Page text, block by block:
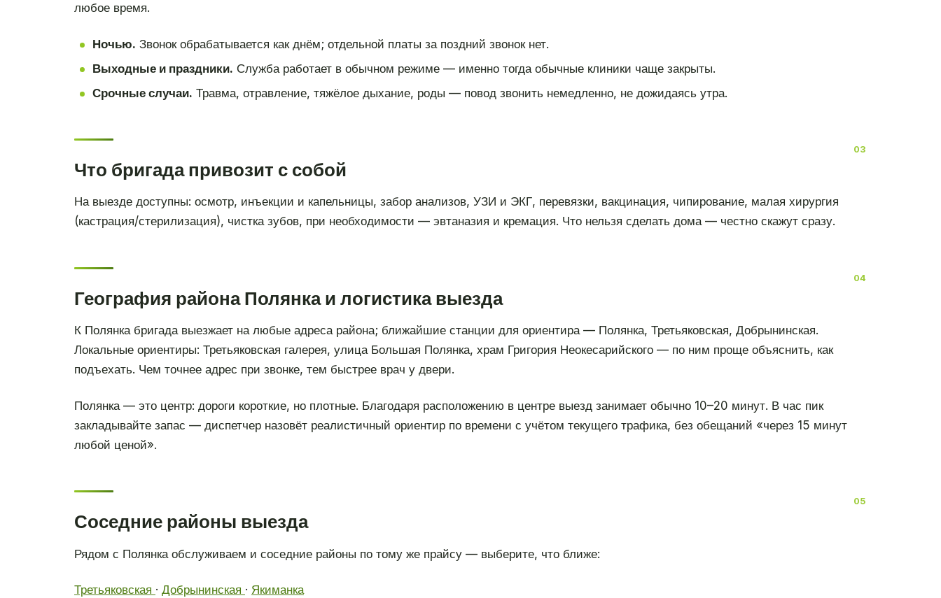
любое время.
Ночью. Звонок обрабатывается как днём; отдельной платы за поздний звонок нет.
Выходные и праздники. Служба работает в обычном режиме — именно тогда обычные клиники чаще закрыты.
Срочные случаи. Травма, отравление, тяжёлое дыхание, роды — повод звонить немедленно, не дожидаясь утра.
Что бригада привозит с собой
На выезде доступны: осмотр, инъекции и капельницы, забор анализов, УЗИ и ЭКГ, перевязки, вакцинация, чипирование, малая хирургия
(кастрация/стерилизация), чистка зубов, при необходимости — эвтаназия и кремация. Что нельзя сделать дома — честно скажут сразу.
География района Полянка и логистика выезда
К Полянка бригада выезжает на любые адреса района; ближайшие станции для ориентира — Полянка, Третьяковская, Добрынинская.
Локальные ориентиры: Третьяковская галерея, улица Большая Полянка, храм Григория Неокесарийского — по ним проще объяснить, как
подъехать. Чем точнее адрес при звонке, тем быстрее врач у двери.
Полянка — это центр: дороги короткие, но плотные. Благодаря расположению в центре выезд занимает обычно 10–20 минут. В час пик
закладывайте запас — диспетчер назовёт реалистичный ориентир по времени с учётом текущего трафика, без обещаний «через 15 минут
любой ценой».
Соседние районы выезда
Рядом с Полянка обслуживаем и соседние районы по тому же прайсу — выберите, что ближе:
Третьяковская · Добрынинская · Якиманка